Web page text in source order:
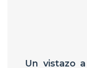
Un vistazo